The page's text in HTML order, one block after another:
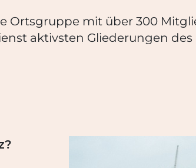
Ortsgruppe mit über 300
aktivsten Gliederungen